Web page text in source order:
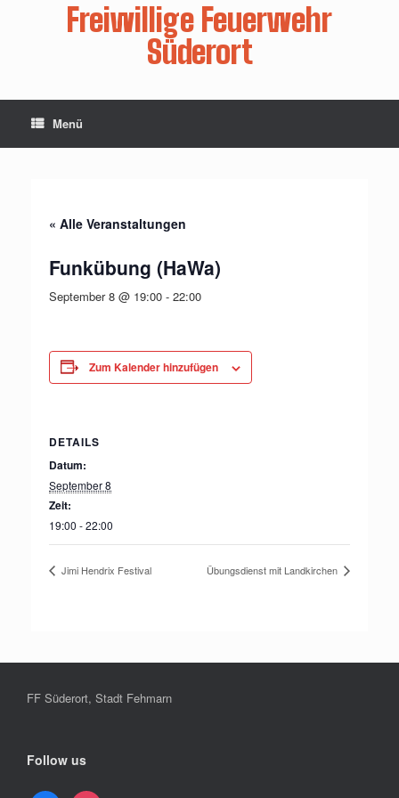
Freiwillige Feuerwehr
Süderort
Menü
« Alle Veranstaltungen
Funkübung (HaWa)
September 8 @ 19:00 - 22:00
Zum Kalender hinzufügen
DETAILS
Datum:
September 8
Zeit:
19:00 - 22:00
Jimi Hendrix Festival Übungsdienst mit Landkirchen
FF Süderort, Stadt Fehmarn
Follow us